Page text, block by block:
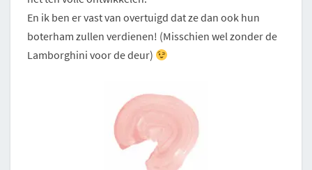
En ik ben er vast van overtuigd dat ze dan ook hun
boterham zullen verdienen! (Misschien wel zonder de
Lamborghini voor de deur)